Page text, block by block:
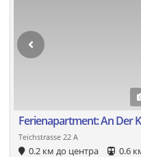
Ferienapartment: An Der
Teichstrasse 22 A
0.2 км до центра 0.6